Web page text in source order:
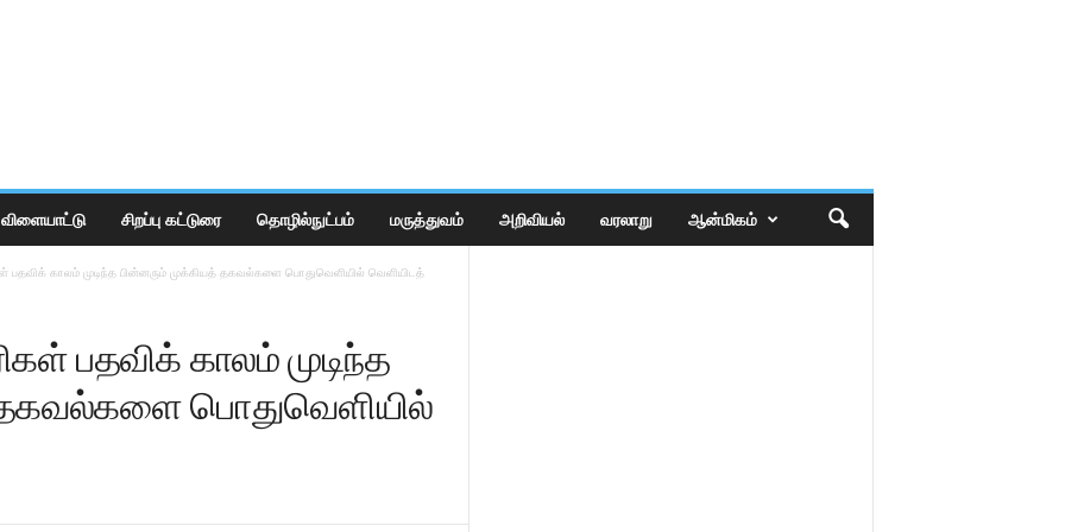
விளையாட்டு சிறப்பு கட்டுரை தொழில்நுட்பம் மருத்துவம் அறிவியல் வரலாறு ஆன்மிகம்
பதவிக் காலம் முடிந்த பின்னரும் முக்கியத் தகவல்களை பொதுவெளியில் வெளியிடத்
பதவிக் காலம் முடிந்த
தகவல்களை பொதுவெளியில்